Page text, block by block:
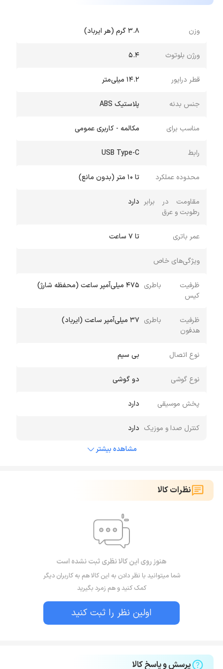
با ضمانت اصالت و بهترین قیمت تهیه کنید.
وزن 3.8 گرم (هر ایرباد)
ورژن بلوتوث 5.4
قطر درایور 14.2 میلی‌متر
جنس بدنه پلاستیک ABS
مناسب برای مکالمه - کاربری عمومی
رابط USB Type-C
محدوده عملکرد تا 10 متر (بدون مانع)
مقاومت در برابر
رطوبت و عرق
دارد
عمر باتری تا ۷ ساعت
ویژگی‌های خاص
ظرفیت باطری
کیس
475 میلی‌آمپر ساعت (محفظه شارژ)
ظرفیت باطری
هدفون
37 میلی‌آمپر ساعت (ایرباد)
نوع اتصال بی سیم
نوع گوشی دو گوشی
پخش موسیقی دارد
کنترل صدا و موزیک دارد
مشاهده بیشتر
نظرات کالا
هنوز روی این کالا نظری ثبت نشده است
شما میتوانید با نظر دادن به این کالا هم به کاربران دیگر
کمک کنید و هم زمرد بگیرید
اولین نظر را ثبت کنید
پرسش و پاسخ کالا